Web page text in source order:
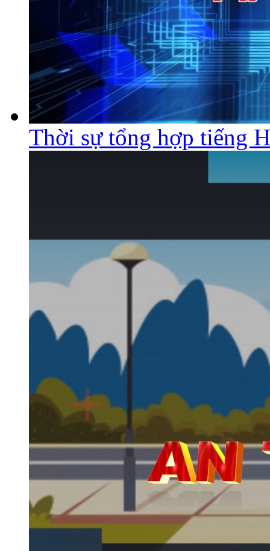
Thời sự tổng hợp tiếng